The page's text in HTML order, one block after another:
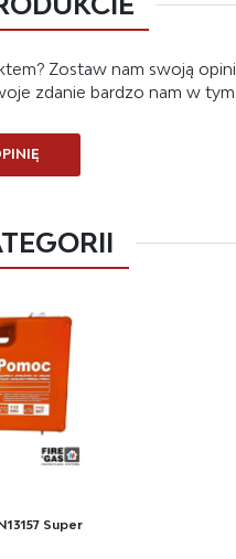
Zostaw nam swoją
zdanie bardzo nam w
Super